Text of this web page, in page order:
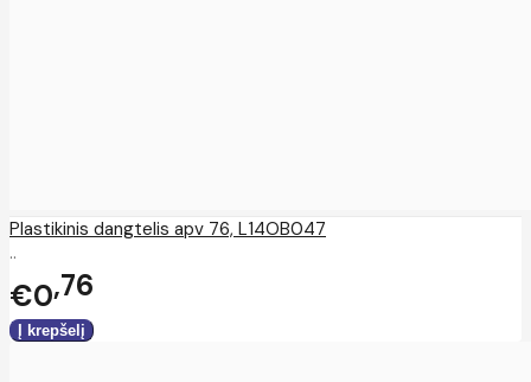
Plastikinis dangtelis apv 76, L14OB047
..
€0 76